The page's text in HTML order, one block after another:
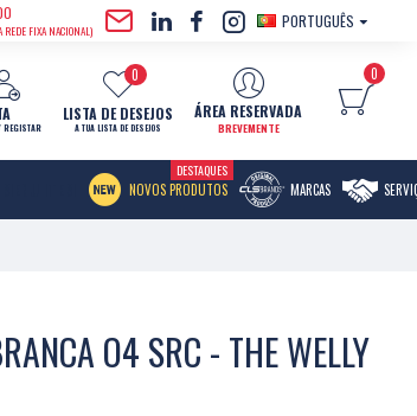
REDE FIXA NACIONAL)
PORTUGUÊS
REGISTAR
LISTA DE DESEJOS
A TUA LISTA DE DESEJOS
0
ÁREA RESERVADA
BREVEMENTE
0
NOVOS PRODUTOS
DESTAQUES
MARCAS
O4 SRC - THE WELLY